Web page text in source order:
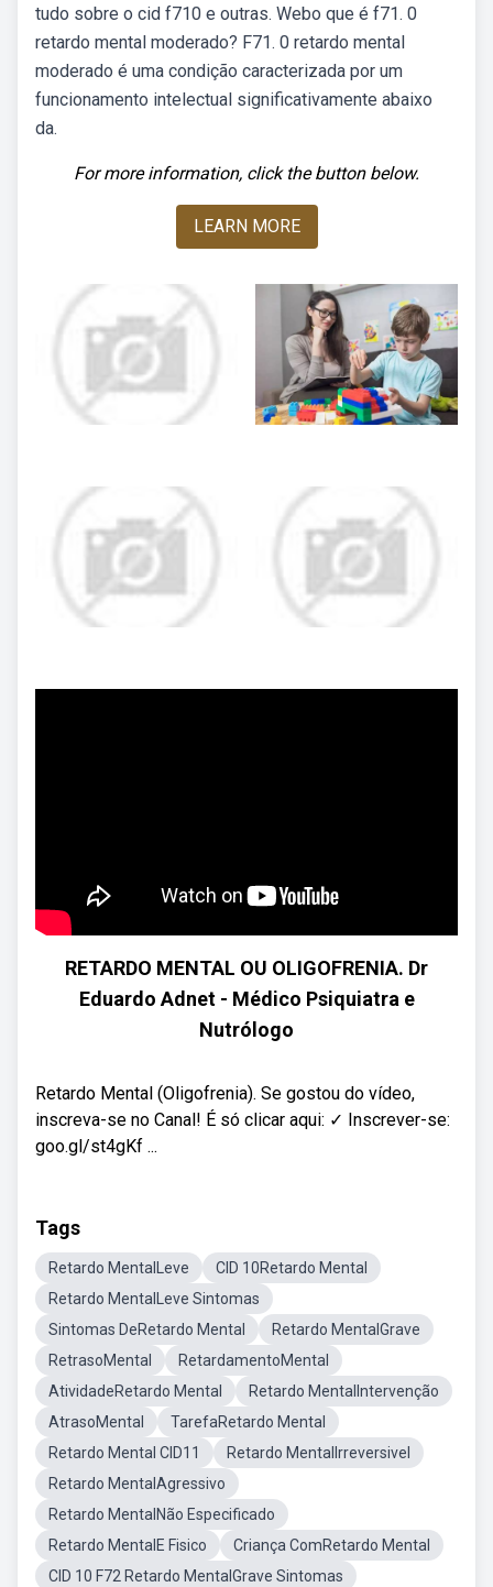
tudo sobre o cid f710 e outras. Webo que é f71. 0
retardo mental moderado? F71. 0 retardo mental
moderado é uma condição caracterizada por um
funcionamento intelectual significativamente abaixo
da.
For more information, click the button below.
LEARN MORE
RETARDO MENTAL OU OLIGOFRENIA. Dr
Eduardo Adnet - Médico Psiquiatra e
Nutrólogo
Retardo Mental (Oligofrenia). Se gostou do vídeo,
inscreva-se no Canal! É só clicar aqui: ✓ Inscrever-se:
goo.gl/st4gKf ...
Tags
Retardo MentalLeve
CID 10Retardo Mental
Retardo MentalLeve Sintomas
Sintomas DeRetardo Mental
Retardo MentalGrave
RetrasoMental
RetardamentoMental
AtividadeRetardo Mental
Retardo MentalIntervenção
AtrasoMental
TarefaRetardo Mental
Retardo Mental CID11
Retardo MentalIrreversivel
Retardo MentalAgressivo
Retardo MentalNão Especificado
Retardo MentalE Fisico
Criança ComRetardo Mental
CID 10 F72 Retardo MentalGrave Sintomas